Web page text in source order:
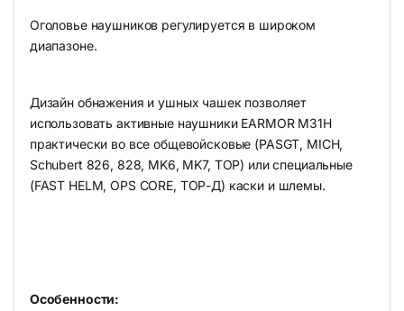
Оголовье наушников регулируется в широком
диапазоне.
Дизайн обнажения и ушных чашек позволяет
использовать активные наушники EARMOR M31H
практически во все общевойсковые (PASGT, MICH,
Schubert 826, 828, MK6, MK7, ТОР) или специальные
(FAST HELM, OPS CORE, ТОР-Д) каски и шлемы.
Особенности: